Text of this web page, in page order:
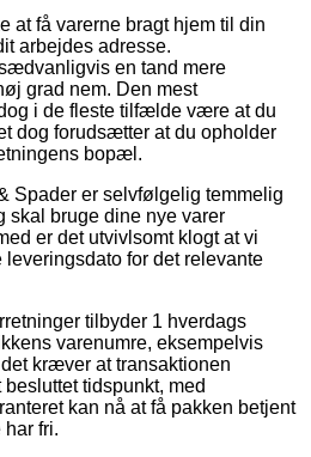
at få varerne bragt hjem til din
arbejdes adresse.
en tand mere
grad nem. Den mest
i de fleste tilfælde være at du
dog forudsætter at du opholder
bopæl.
Spader er selvfølgelig temmelig
skal bruge dine nye varer
er det utvivlsomt klogt at vi
leveringsdato for det relevante
tilbyder 1 hverdags
varenumre, eksempelvis
kræver at transaktionen
tidspunkt, med
kan nå at få pakken betjent
fri.